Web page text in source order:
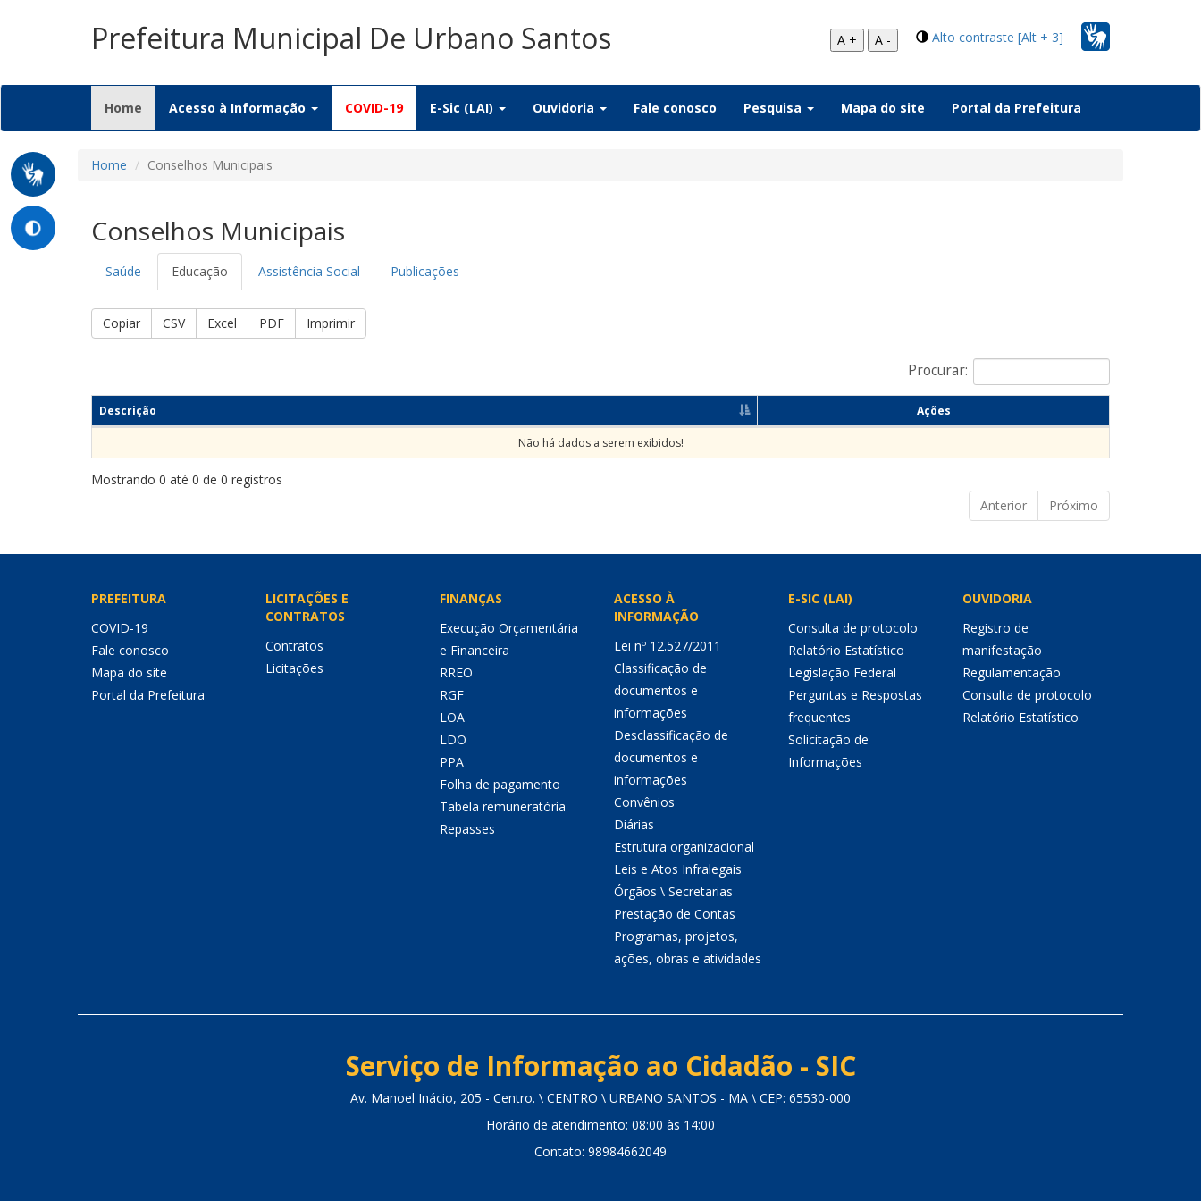
Prefeitura Municipal De Urbano Santos Alto contraste [Alt + 3]
A + A -
Home (current)
Acesso à Informação COVID-19 E-Sic (LAI) Ouvidoria Fale conosco Pesquisa Mapa do site Portal da Prefeitura
Home Conselhos Municipais
Conselhos Municipais
Saúde Educação Assistência Social Publicações
Copiar CSV Excel PDF Imprimir
Procurar:
Descrição Ações
Não há dados a serem exibidos!
Mostrando 0 até 0 de 0 registros
Anterior
Próximo
PREFEITURA
COVID-19
Fale conosco
Mapa do site
Portal da Prefeitura
LICITAÇÕES E
CONTRATOS
Contratos
Licitações
FINANÇAS
Execução Orçamentária
e Financeira
RREO
RGF
LOA
LDO
PPA
Folha de pagamento
Tabela remuneratória
Repasses
ACESSO À
INFORMAÇÃO
Lei nº 12.527/2011
Classificação de
documentos e
informações
Desclassificação de
documentos e
informações
Convênios
Diárias
Estrutura organizacional
Leis e Atos Infralegais
Órgãos \ Secretarias
Prestação de Contas
Programas, projetos,
ações, obras e atividades
E-SIC (LAI)
Consulta de protocolo
Relatório Estatístico
Legislação Federal
Perguntas e Respostas
frequentes
Solicitação de
Informações
OUVIDORIA
Registro de
manifestação
Regulamentação
Consulta de protocolo
Relatório Estatístico
Serviço de Informação ao Cidadão - SIC
Av. Manoel Inácio, 205 - Centro. \ CENTRO \ URBANO SANTOS - MA \ CEP: 65530-000
Horário de atendimento: 08:00 às 14:00
Contato: 98984662049